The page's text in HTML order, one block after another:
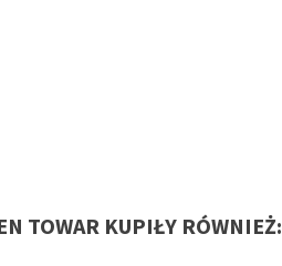
TOWAR KUPIŁY RÓWNIEŻ: